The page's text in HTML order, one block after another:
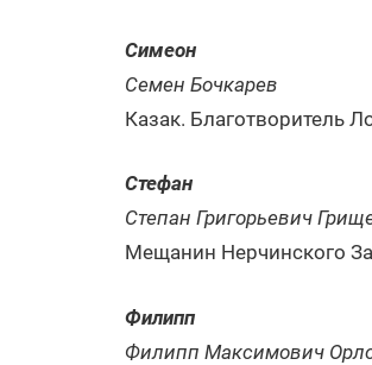
Симеон
Семен Бочкарев
Казак. Благотворитель
Стефан
Степан Григорьевич
Мещанин Нерчинского
Филипп
Филипп Максимович